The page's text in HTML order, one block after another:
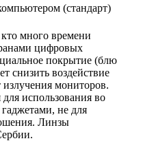
(стандарт)
много времени
цифровых
покрытие (блю
снизить воздействие
излучения мониторов.
использования во
не для
Линзы